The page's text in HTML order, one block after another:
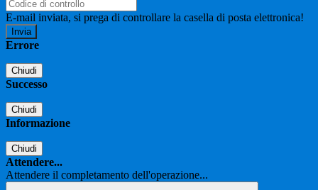
E-mail inviata, si prega di controllare la casella di posta elettronica!
Errore
Chiudi
Successo
Chiudi
Informazione
Chiudi
Attendere...
Attendere il completamento dell'operazione...